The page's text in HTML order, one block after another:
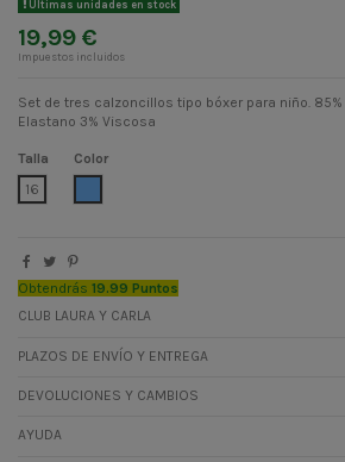
Últimas unidades en stock
19,99 €
Impuestos incluidos
Set de tres calzoncillos tipo bóxer para niño. 85%
Elastano 3% Viscosa
Talla
16
Color
Obtendrás 19.99 Puntos
CLUB LAURA Y CARLA
PLAZOS DE ENVÍO Y ENTREGA
DEVOLUCIONES Y CAMBIOS
AYUDA